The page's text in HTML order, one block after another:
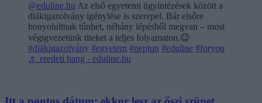
@eduline.hu Az első egyetemi ügyintézések között a
diákigazolvány igénylése is szerepel. Bár elsőre
bonyolultnak tűnhet, néhány lépésből megvan – most
végigvezetünk titeket a teljes folyamaton.😉
#diákigazolvány #egyetem #neptun #eduline #foryou
♬ eredeti hang - eduline.hu